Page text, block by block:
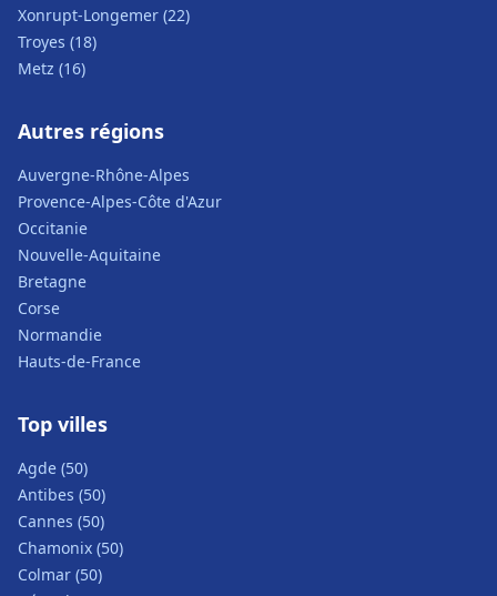
Xonrupt-Longemer (22)
Troyes (18)
Metz (16)
Autres régions
Auvergne-Rhône-Alpes
Provence-Alpes-Côte d'Azur
Occitanie
Nouvelle-Aquitaine
Bretagne
Corse
Normandie
Hauts-de-France
Top villes
Agde (50)
Antibes (50)
Cannes (50)
Chamonix (50)
Colmar (50)